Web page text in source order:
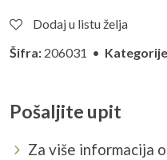
Dodaj u listu želja
Šifra: 206031 •
Pošaljite upit
Za više informacija